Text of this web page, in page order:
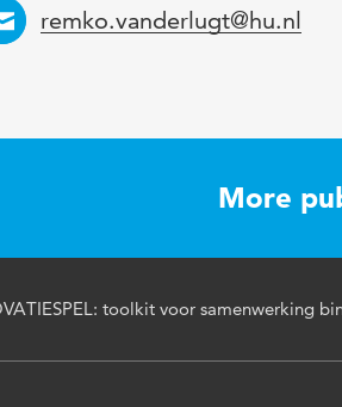
Email
remko.vanderlugt@hu.nl
More
toolkit voor samenwerking